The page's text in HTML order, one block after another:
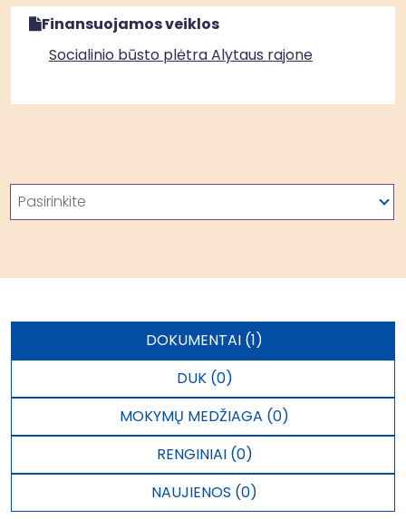
Finansuojamos veiklos
Socialinio būsto plėtra Alytaus rajone
Paieška
Pasirinkite
DOKUMENTAI (1)
DUK (0)
MOKYMŲ MEDŽIAGA (0)
RENGINIAI (0)
NAUJIENOS (0)